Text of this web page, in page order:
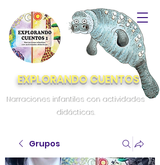
EXPLORANDO CUENTOS
Narraciones infantiles con actividades
didácticas.
Grupos